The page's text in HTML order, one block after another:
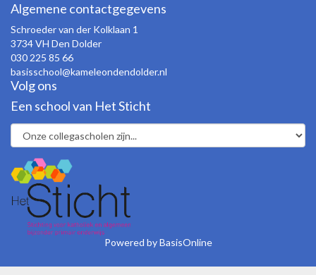
Algemene contactgegevens
Schroeder van der Kolklaan 1
3734 VH Den Dolder
030 225 85 66
basisschool@kameleondendolder.nl
Volg ons
Een school van Het Sticht
Powered by BasisOnline